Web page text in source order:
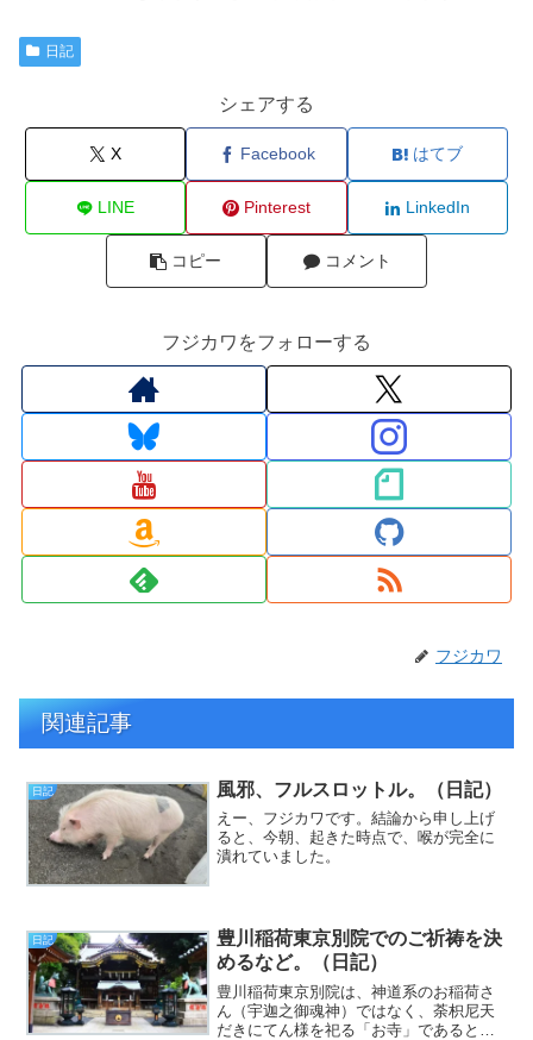
日記
シェアする
X Facebook はてブ
LINE Pinterest LinkedIn
コピー コメント
フジカワをフォローする
フジカワ
関連記事
日記 風邪、フルスロットル。（日記）
えー、フジカワです。結論から申し上げ
ると、今朝、起きた時点で、喉が完全に
潰れていました。
日記
豊川稲荷東京別院でのご祈祷を決
めるなど。（日記）
豊川稲荷東京別院は、神道系のお稲荷さ
ん（宇迦之御魂神）ではなく、荼枳尼天
だきにてん様を祀る「お寺」であるとい